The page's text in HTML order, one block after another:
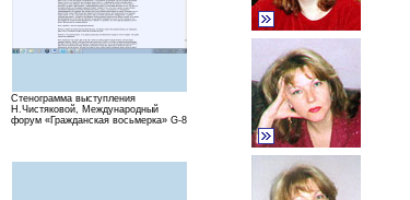
Стенограмма выступления
Н.Чистяковой, Международный
форум «Гражданская восьмерка» G-8